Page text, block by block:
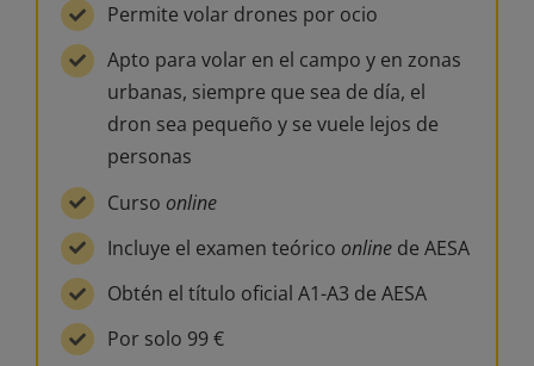
Permite volar drones por ocio
Apto para volar en el campo y en zonas
urbanas, siempre que sea de día, el
dron sea pequeño y se vuele lejos de
personas
Curso online
Incluye el examen teórico onlinede AESA
Obtén el título oficial A1-A3 de AESA
Por solo 99 €